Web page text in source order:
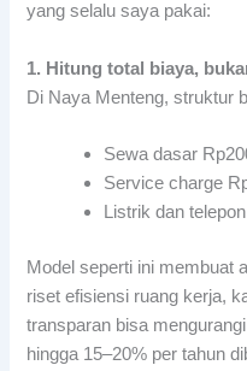
yang selalu saya pakai:
1. Hitung total biaya,
Di Naya Menteng, struktur
Sewa dasar
Service charge
Listrik dan
Model seperti ini membuat
riset efisiensi ruang kerja,
transparan bisa
hingga 15–20% per tahun